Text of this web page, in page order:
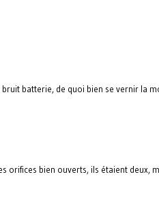
batterie, de quoi bien se vernir la
bien ouverts, ils étaient deux,